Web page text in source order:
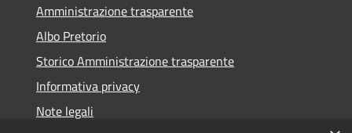
Amministrazione trasparente
Albo Pretorio
Storico Amministrazione trasparente
Informativa privacy
Note legali